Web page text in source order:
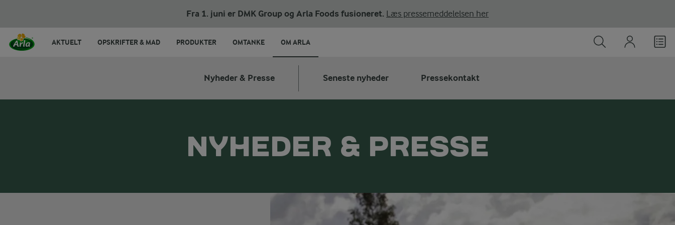
Fra 1. juni er DMK Group og Arla Foods fusioneret. Læs pressemeddelelsen her
AKTUELT OPSKRIFTER & MAD PRODUKTER OMTANKE OM ARLA
Nyheder & Presse Seneste nyheder Pressekontakt
NYHEDER & PRESSE